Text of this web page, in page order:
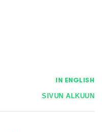
IN ENGLISH
SIVUN ALKUUN